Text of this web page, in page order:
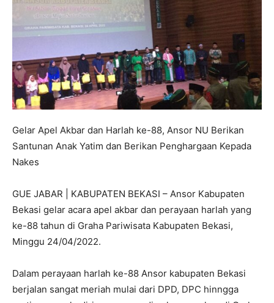
Gelar Apel Akbar dan Harlah ke-88, Ansor NU Berikan
Santunan Anak Yatim dan Berikan Penghargaan Kepada
Nakes
GUE JABAR | KABUPATEN BEKASI – Ansor Kabupaten
Bekasi gelar acara apel akbar dan perayaan harlah yang
ke-88 tahun di Graha Pariwisata Kabupaten Bekasi,
Minggu 24/04/2022.
Dalam perayaan harlah ke-88 Ansor kabupaten Bekasi
berjalan sangat meriah mulai dari DPD, DPC hinngga